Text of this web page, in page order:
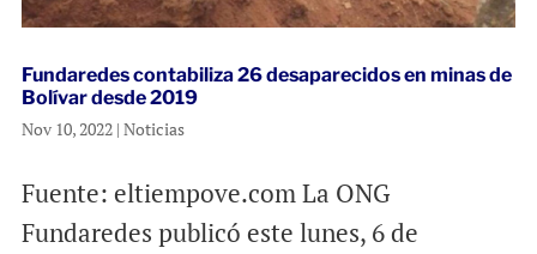
Fundaredes contabiliza 26 desaparecidos en minas de
Bolívar desde 2019
Nov 10, 2022| Noticias
Fuente: eltiempove.com La ONG
Fundaredes publicó este lunes, 6 de